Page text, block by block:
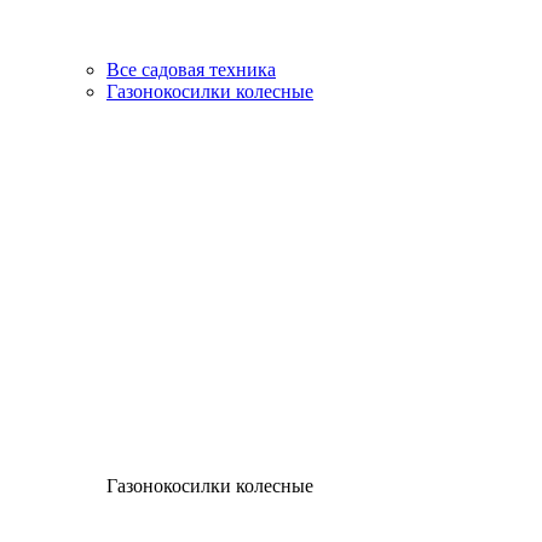
Все садовая техника
Газонокосилки колесные
Газонокосилки колесные